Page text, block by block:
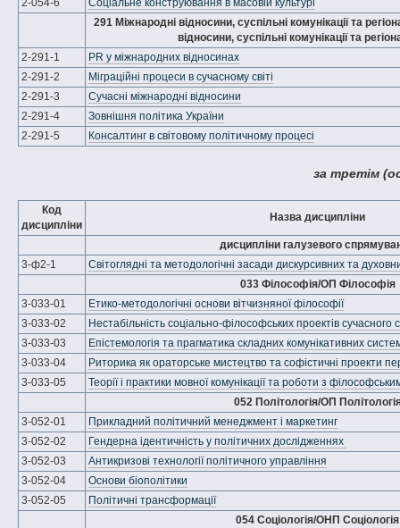
2-054-6
Соціальне конструювання в масовій культурі
291 Міжнародні відносини, суспільні комунікації та
відносини, суспільні комунікації та
2-291-1
PR у міжнародних відносинах
2-291-2
Міграційні процеси в сучасному світі
2-291-3
Сучасні міжнародні відносини
2-291-4
Зовнішня політика України
2-291-5
Консалтинг в світовому політичному процесі
за третім
Код
дисципліни
Назва дисципліни
дисципліни галузевого
3-ф2-1
Світоглядні та методологічні засади дискурсивних та
033 Філософія/ОП Філософія
3-033-01
Етико-методологічні основи вітчизняної філософії
3-033-02
Нестабільність соціально-філософських проектів сучасного
3-033-03
Епістемологія та прагматика складних комунікативних
3-033-04
Риторика як ораторське мистецтво та софістичні проекти
3-033-05
Теорії і практики мовної комунікації та роботи з
052 Політологія/ОП
3-052-01
Прикладний політичний менеджмент і маркетинг
3-052-02
Гендерна ідентичність у політичних дослідженнях
3-052-03
Антикризові технології політичного управління
3-052-04
Основи біополітики
3-052-05
Політичні трансформації
054 Соціологія/ОНП Соціологія